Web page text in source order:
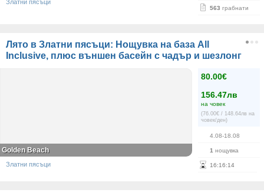
563 грабнати
Златни пясъци
Лято в Златни пясъци: Нощувка на база All
Inclusive, плюс външен басейн с чадър и шезлонг
80.00€
156.47лв
на човек
(76.00€ / 148.64лв на
човек/ден)
4.08-18.08
1 нощувка
16:16:14
Golden Beach
Златни пясъци